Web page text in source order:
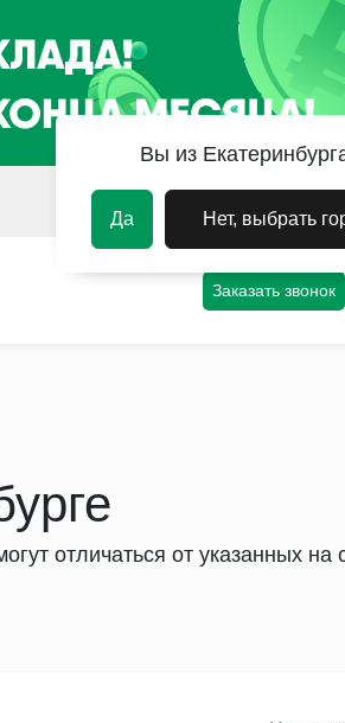
Заказать звонок
отличаться от указанных на
Вы из
Да Нет, выбрать